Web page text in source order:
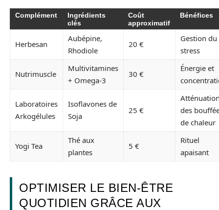
Complément
Ingrédients
clés
Coût
approximatif
Bénéfices
Herbesan
Aubépine,
Rhodiole
20 €
Gestion du
stress
Nutrimuscle
Multivitamines
+ Omega-3
30 €
Énergie et
Laboratoires
Arkogélules
Isoflavones de
Soja
25 €
des
de chaleur
Yogi Tea
Thé aux
plantes
5 €
Rituel
apaisant
OPTIMISER LE BIEN-ÊTRE
QUOTIDIEN GRÂCE AUX